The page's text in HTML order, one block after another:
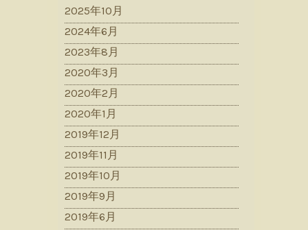
2025年10月
2024年6月
2023年8月
2020年3月
2020年2月
2020年1月
2019年12月
2019年11月
2019年10月
2019年9月
2019年6月